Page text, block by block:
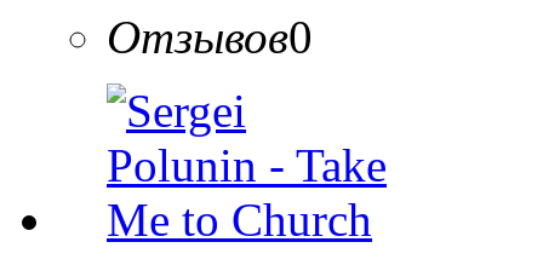
Отзывов0